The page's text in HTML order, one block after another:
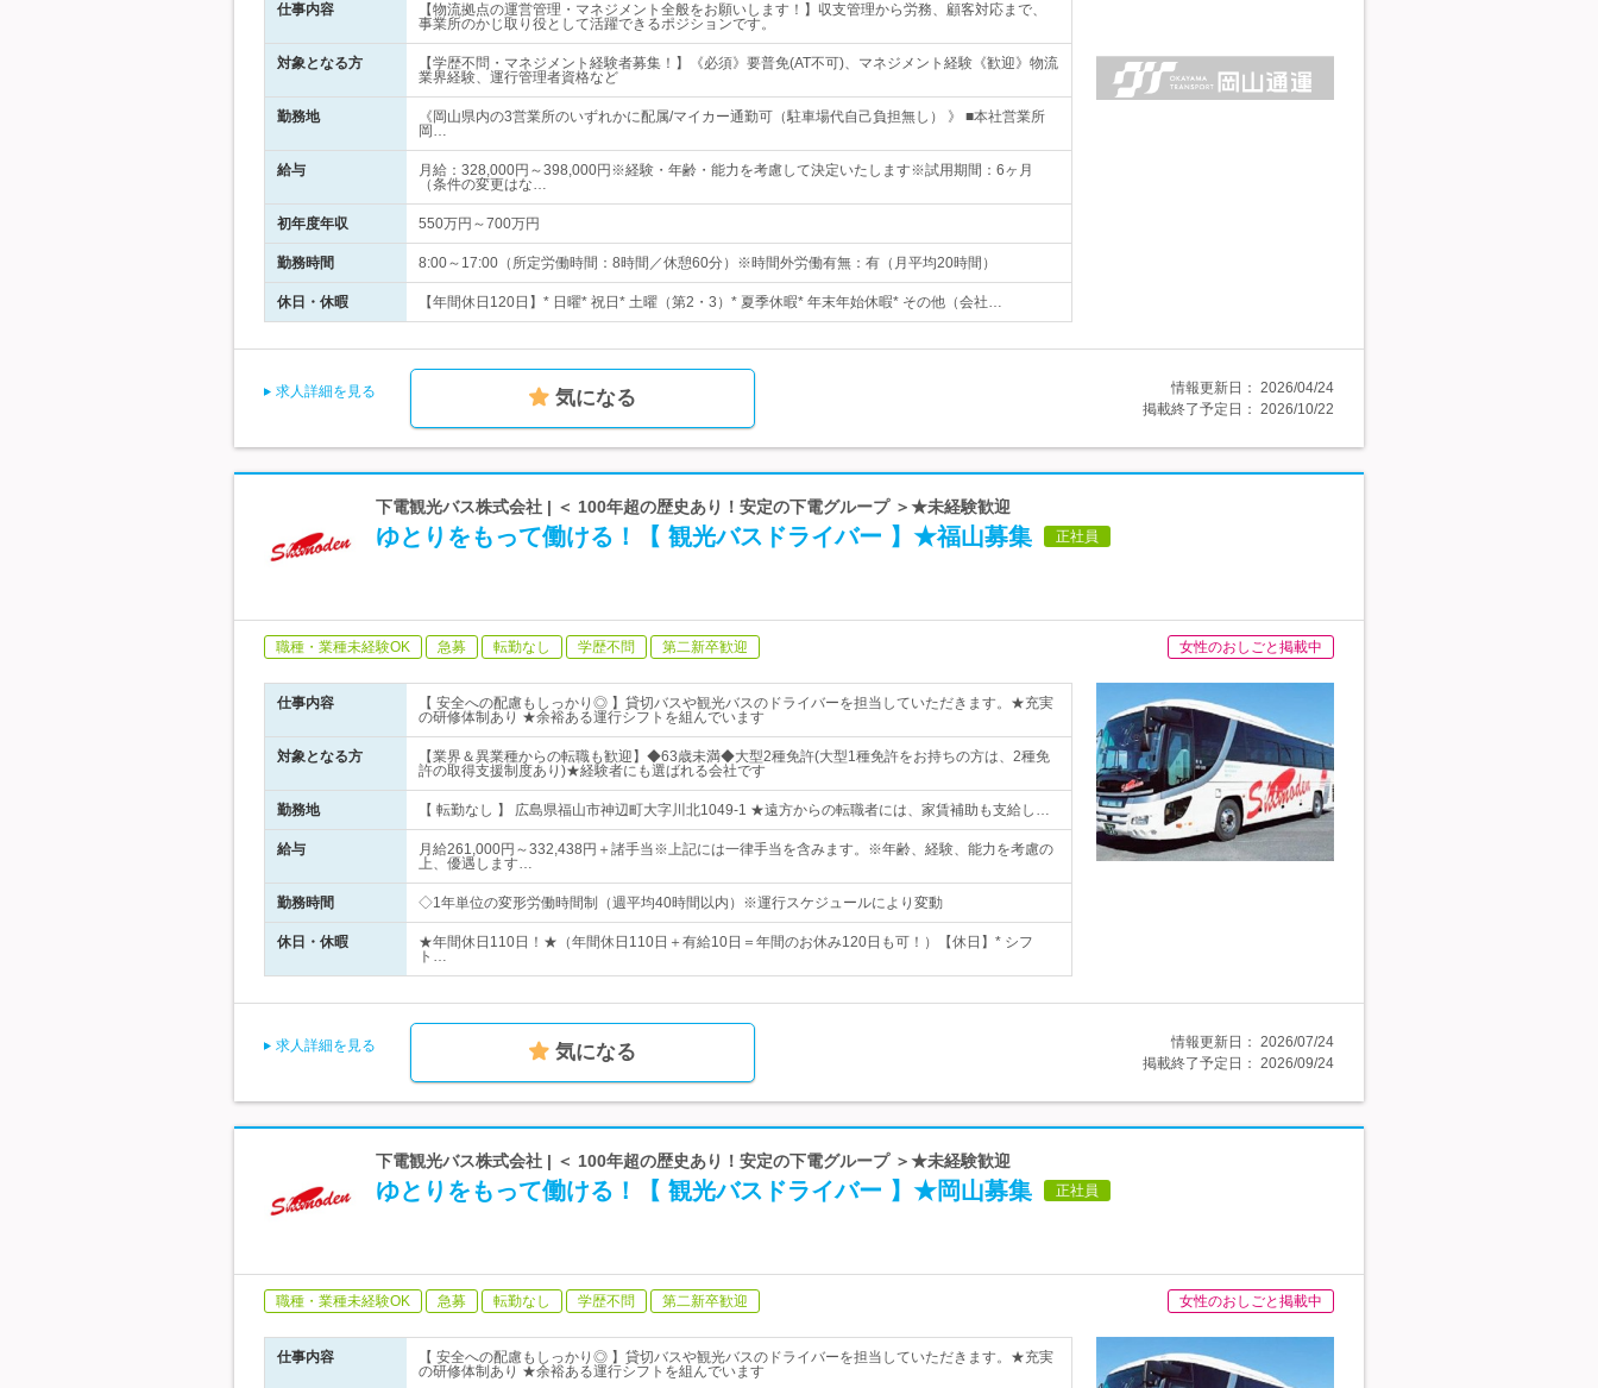
仕事内容
【物流拠点の運営管理・マネジメント全般をお願いします！】収支管理から労務、顧客対応まで、
事業所のかじ取り役として活躍できるポジションです。
対象となる方
【学歴不問・マネジメント経験者募集！】《必須》要普免(AT不可)、マネジメント経験《歓迎》物流
業界経験、運行管理者資格など
勤務地
《岡山県内の3営業所のいずれかに配属/マイカー通勤可（駐車場代自己負担無し） 》 ■本社営業所
岡…
給与
月給：328,000円～398,000円※経験・年齢・能力を考慮して決定いたします※試用期間：6ヶ月
（条件の変更はな…
初年度年収 550万円～700万円
勤務時間 8:00～17:00（所定労働時間：8時間／休憩60分）※時間外労働有無：有（月平均20時間）
休日・休暇 【年間休日120日】* 日曜* 祝日* 土曜（第2・3）* 夏季休暇* 年末年始休暇* その他（会社…
求人詳細を見る 気になる 情報更新日： 2026/04/24
掲載終了予定日： 2026/10/22
下電観光バス株式会社 | ＜ 100年超の歴史あり！安定の下電グループ ＞★未経験歓迎
ゆとりをもって働ける！【 観光バスドライバー 】★福山募集 正社員
職種・業種未経験OK 急募 転勤なし 学歴不問 第二新卒歓迎 女性のおしごと掲載中
仕事内容
【 安全への配慮もしっかり◎ 】貸切バスや観光バスのドライバーを担当していただきます。★充実
の研修体制あり ★余裕ある運行シフトを組んでいます
対象となる方
【業界＆異業種からの転職も歓迎】◆63歳未満◆大型2種免許(大型1種免許をお持ちの方は、2種免
許の取得支援制度あり)★経験者にも選ばれる会社です
勤務地 【 転勤なし 】 広島県福山市神辺町大字川北1049-1 ★遠方からの転職者には、家賃補助も支給し…
給与
月給261,000円～332,438円＋諸手当※上記には一律手当を含みます。※年齢、経験、能力を考慮の
上、優遇します…
勤務時間 ◇1年単位の変形労働時間制（週平均40時間以内）※運行スケジュールにより変動
休日・休暇
★年間休日110日！★（年間休日110日＋有給10日＝年間のお休み120日も可！）【休日】* シフ
ト…
求人詳細を見る 気になる 情報更新日： 2026/07/24
掲載終了予定日： 2026/09/24
下電観光バス株式会社 | ＜ 100年超の歴史あり！安定の下電グループ ＞★未経験歓迎
ゆとりをもって働ける！【 観光バスドライバー 】★岡山募集 正社員
職種・業種未経験OK 急募 転勤なし 学歴不問 第二新卒歓迎 女性のおしごと掲載中
仕事内容
【 安全への配慮もしっかり◎ 】貸切バスや観光バスのドライバーを担当していただきます。★充実
の研修体制あり ★余裕ある運行シフトを組んでいます